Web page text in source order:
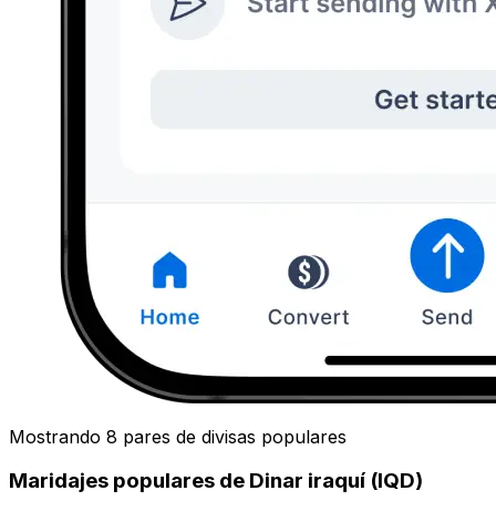
Mostrando 8 pares de divisas populares
Maridajes populares de Dinar iraquí (IQD)